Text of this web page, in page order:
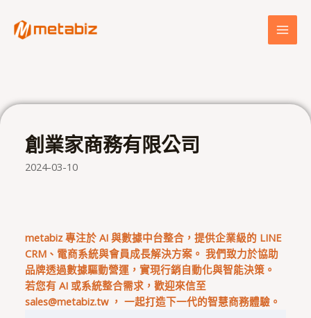
創業家商務有限公司
2024-03-10
metabiz 專注於 AI 與數據中台整合，提供企業級的 LINE
CRM、電商系統與會員成長解決方案。 我們致力於協助
品牌透過數據驅動營運，實現行銷自動化與智能決策。
若您有 AI 或系統整合需求，歡迎來信至
sales@metabiz.tw， 一起打造下一代的智慧商務體驗。